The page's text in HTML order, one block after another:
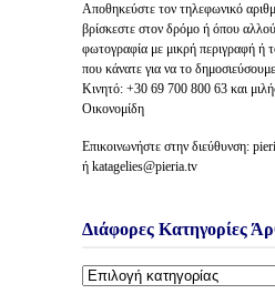
Αποθηκεύστε τον τηλεφωνικό
βρίσκεστε στον δρόμο ή όπου
φωτογραφία με μικρή περιγραφή ή
που κάνατε για να το
Κινητό: +30 69 700 800 63 και
Οικονομίδη
Επικοινωνήστε στην διεύθυνση:
ή katagelies@pieria.tv
Διάφορες Κατηγορίες
Διάφορες